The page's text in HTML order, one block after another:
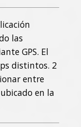
las
GPS. El
distintos. 2
entre
en la